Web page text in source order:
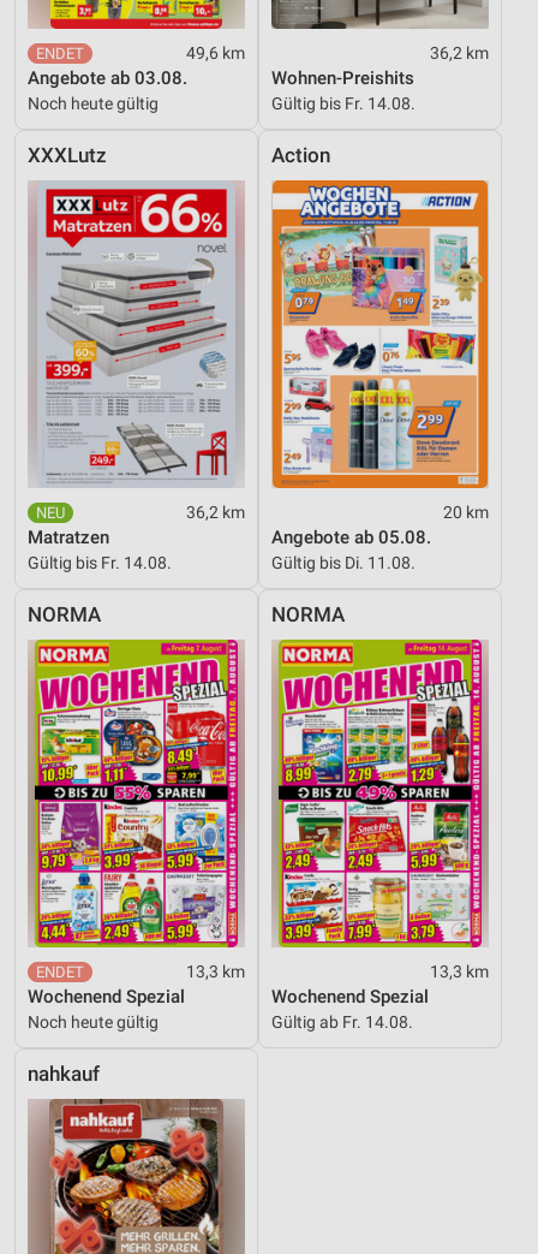
49,6 km
Angebote ab 03.08.
Noch heute gültig
36,2 km
Wohnen-Preishits
Gültig bis Fr. 14.08.
XXXLutz
36,2 km
Matratzen
Gültig bis Fr. 14.08.
Action
20 km
Angebote ab 05.08.
Gültig bis Di. 11.08.
NORMA
13,3 km
Wochenend Spezial
Noch heute gültig
NORMA
13,3 km
Wochenend Spezial
Gültig ab Fr. 14.08.
nahkauf